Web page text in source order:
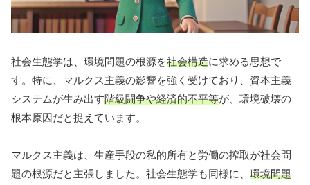
社会生態学は、環境問題の根源を社会構造に求める思想で
す。特に、マルクス主義の影響を強く受けており、資本主義
システムが生み出す階級闘争や経済的不平等が、環境破壊の
根本原因だと捉えています。
マルクス主義は、生産手段の私的所有と労働の搾取が社会問
題の根源だと主張しました。社会生態学も同様に、 環境問題